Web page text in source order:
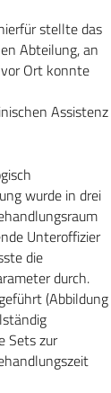
stellte das
Abteilung, an
Ort konnte
Assistenz
wurde in drei
Unteroffizier
die
durch.
(Abbildung
Sets zur